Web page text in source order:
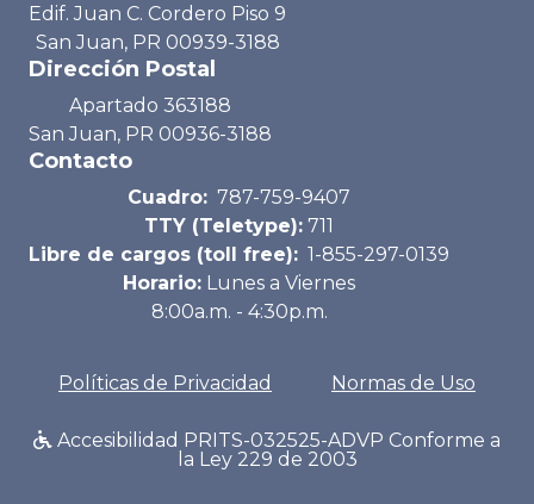
Edif. Juan C. Cordero Piso 9
San Juan, PR 00939-3188
Dirección Postal
Apartado 363188
San Juan, PR 00936-3188
Contacto
Cuadro: 787-759-9407
TTY (Teletype): 711
Libre de cargos (toll free): 1-855-297-0139
Horario: Lunes a Viernes
8:00a.m. - 4:30p.m.
Políticas de Privacidad Normas de Uso
Accesibilidad PRITS-032525-ADVP Conforme a
la Ley 229 de 2003